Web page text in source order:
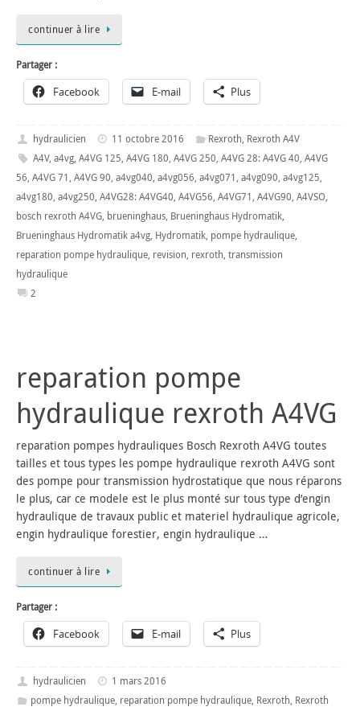
continuer à lire
Partager :
Facebook E-mail Plus
hydraulicien 11 octobre 2016 Rexroth, Rexroth A4V
A4V, a4vg, A4VG 125, A4VG 180, A4VG 250, A4VG 28: A4VG 40, A4VG
56, A4VG 71, A4VG 90, a4vg040, a4vg056, a4vg071, a4vg090, a4vg125,
a4vg180, a4vg250, A4VG28: A4VG40, A4VG56, A4VG71, A4VG90, A4VSO,
bosch rexroth A4VG, brueninghaus, Brueninghaus Hydromatik,
Brueninghaus Hydromatik a4vg, Hydromatik, pompe hydraulique,
reparation pompe hydraulique, revision, rexroth, transmission
hydraulique
2
reparation pompe
hydraulique rexroth A4VG
reparation pompes hydrauliques Bosch Rexroth A4VG toutes
tailles et tous types les pompe hydraulique rexroth A4VG sont
des pompe pour transmission hydrostatique que nous réparons
le plus, car ce modele est le plus monté sur tous type d’engin
hydraulique de travaux public et materiel hydraulique agricole,
engin hydraulique forestier, engin hydraulique …
continuer à lire
Partager :
Facebook E-mail Plus
hydraulicien
1 mars 2016
pompe hydraulique, reparation pompe hydraulique, Rexroth, Rexroth